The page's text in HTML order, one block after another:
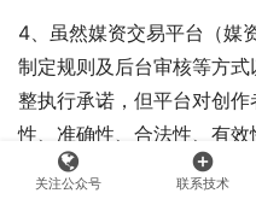
4、虽然媒资交易平台（媒
制定规则及后台审核等方
整执行承诺，但平台对创
性、准确性、合法性、有
或保证。用户对上述信息
关注公众号
add_circle
联系技术